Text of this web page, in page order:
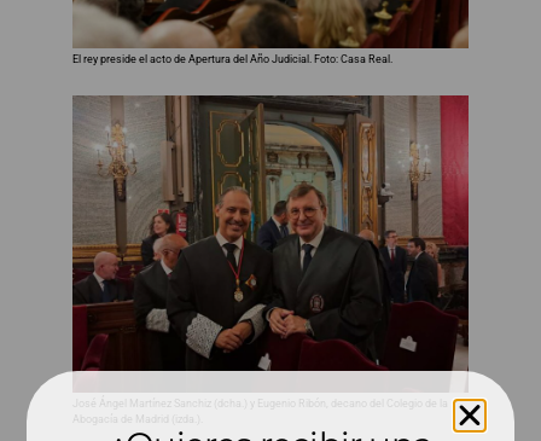
El rey preside el acto de Apertura del Año Judicial. Foto: Casa Real.
José Ángel Martínez Sanchiz (dcha.) y Eugenio Ribón, decano del Colegio de la
Abogacía de Madrid (izda.).